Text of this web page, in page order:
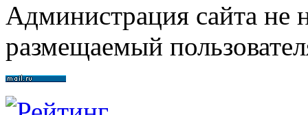
Администрация сайта не
размещаемый